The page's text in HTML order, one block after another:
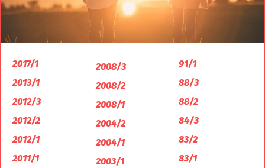
2017/1
2013/1
2012/3
2012/2
2012/1
2011/1
2008/3
2008/2
2008/1
2004/2
2004/1
2003/1
91/1
88/3
88/2
84/3
83/2
83/1